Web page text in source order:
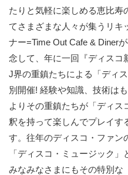
たりと気軽に楽しめる恵比寿
てさまざまな人々が集うリキ
ナー=Time Out Cafe & Diner
念して、年に一回『ディスコ
J界の重鎮たちによる「ディ
別開催! 経験や知識、技術は
よりその重鎮たちが「ディ
釈を持って楽しんでプレイす
す。往年のディスコ・ファン
「ディスコ・ミュージック
みなみなさまにもその特別な